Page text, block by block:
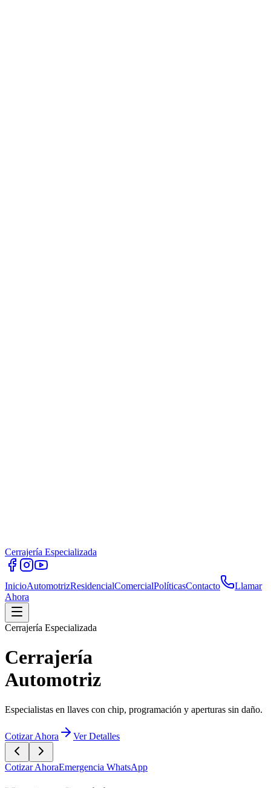
Cerrajería Especializada
InicioAutomotrizResidencialComercialPolíticasContacto
Llamar
Ahora
Cotizar AhoraEmergencia WhatsApp